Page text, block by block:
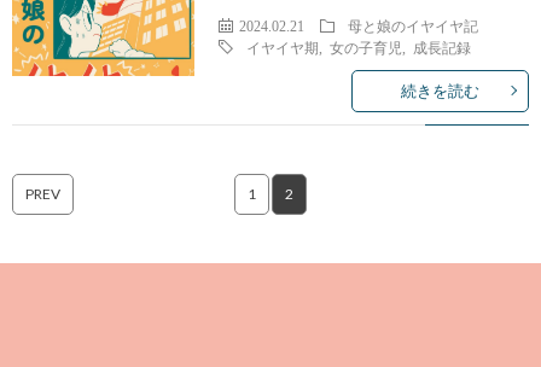
2024.02.21
母と娘のイヤイヤ記
イヤイヤ期
,女の子育児 成長記録
続きを読む
PREV 1 2